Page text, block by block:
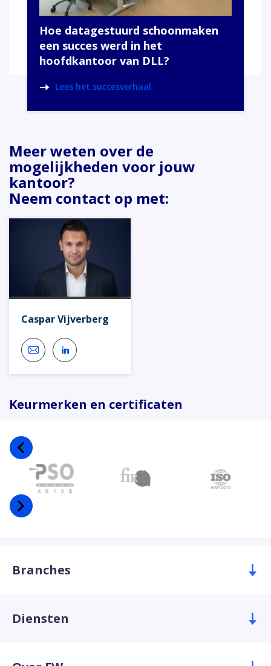
Hoe datagestuurd schoonmaken
een succes werd in het
hoofdkantoor van DLL?
Lees het succesverhaal
Meer weten over de
mogelijkheden voor jouw
kantoor?
Neem contact op met:
Caspar Vijverberg
Keurmerken en certificaten
Branches
Diensten